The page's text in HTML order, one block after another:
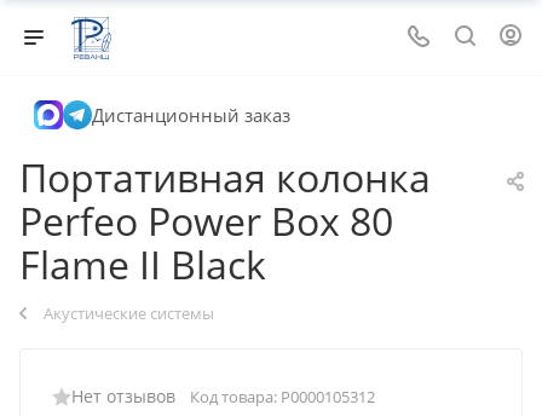
Дистанционный заказ
Портативная колонка
Perfeo Power Box 80
Flame II Black
Акустические системы
Нет отзывов Код товара: Р0000105312